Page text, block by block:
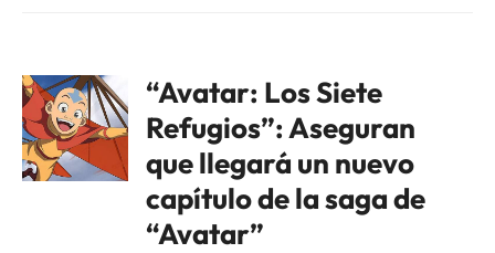
“Avatar: Los Siete
Refugios”: Aseguran
que llegará un nuevo
capítulo de la saga de
“Avatar”